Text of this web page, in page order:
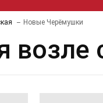
Новые Черёмушки
возле